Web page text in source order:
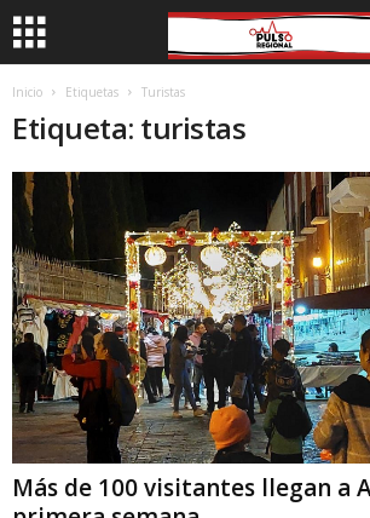
Inicio Etiquetas Turistas
Etiqueta: turistas
Más de 100 visitantes llegan a